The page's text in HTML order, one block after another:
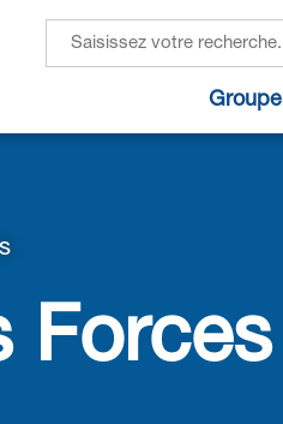
for:
Groupe
Forces